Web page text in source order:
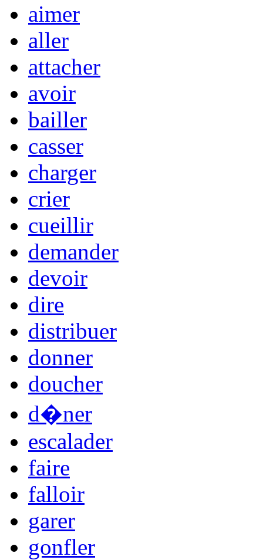
aimer
aller
attacher
avoir
bailler
casser
charger
crier
cueillir
demander
devoir
dire
distribuer
donner
doucher
d�ner
escalader
faire
falloir
garer
gonfler